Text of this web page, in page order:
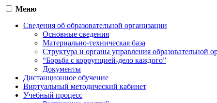
Меню
Сведения об образовательной организации
Основные сведения
Материально-техническая база
Структура и органы управления образовательной
“Борьба с коррупцией-дело каждого”
Документы
Дистанционное обучение
Виртуальный методический кабинет
Учебный процесс